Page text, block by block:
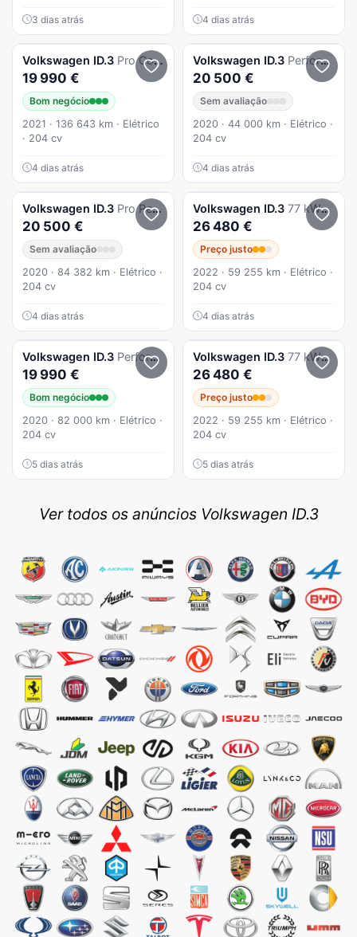
3 dias atrás 4 dias atrás
Volkswagen ID.3 Pro Confort
19 990 €
Bom negócio
2021 · 136 643 km · Elétrico
· 204 cv
4 dias atrás
Volkswagen ID.3 Performance Upgrade Pro 1st Plus
20 500 €
Sem avaliação
2020 · 44 000 km · Elétrico ·
204 cv
4 dias atrás
Volkswagen ID.3 Pro Performance
20 500 €
Sem avaliação
2020 · 84 382 km · Elétrico ·
204 cv
4 dias atrás
Volkswagen ID.3 77 kWh Pro S
26 480 €
Preço justo
2022 · 59 255 km · Elétrico ·
204 cv
4 dias atrás
Volkswagen ID.3 Performance Upgrade Pro Performance
19 990 €
Bom negócio
2020 · 82 000 km · Elétrico ·
204 cv
5 dias atrás
Volkswagen ID.3 77 kWh Pro S
26 480 €
Preço justo
2022 · 59 255 km · Elétrico ·
204 cv
5 dias atrás
Ver todos os anúncios Volkswagen ID.3